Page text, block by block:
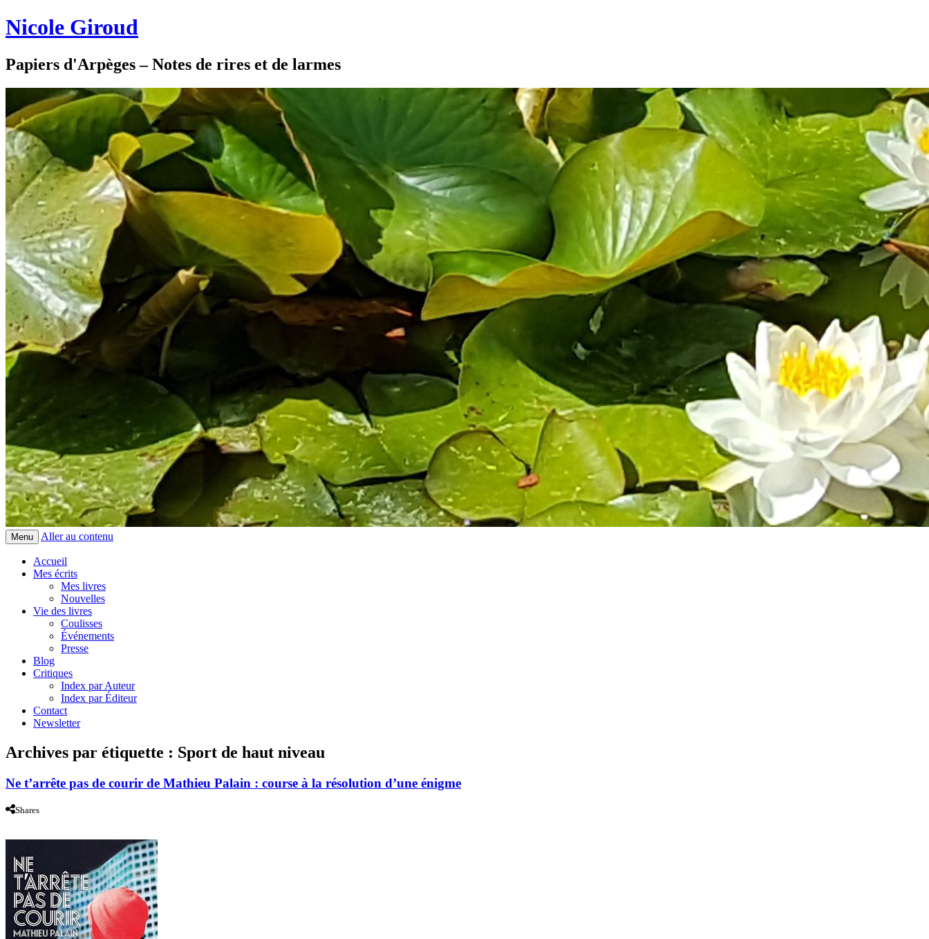
Nicole Giroud
Papiers d'Arpèges – Notes de rires et de larmes
Menu Aller au contenu
Accueil
Mes écrits
Mes livres
Nouvelles
Vie des livres
Coulisses
Événements
Presse
Blog
Critiques
Index par Auteur
Index par Éditeur
Contact
Newsletter
Archives par étiquette : Sport de haut niveau
Ne t’arrête pas de courir de Mathieu Palain : course à la résolution d’une énigme
Shares